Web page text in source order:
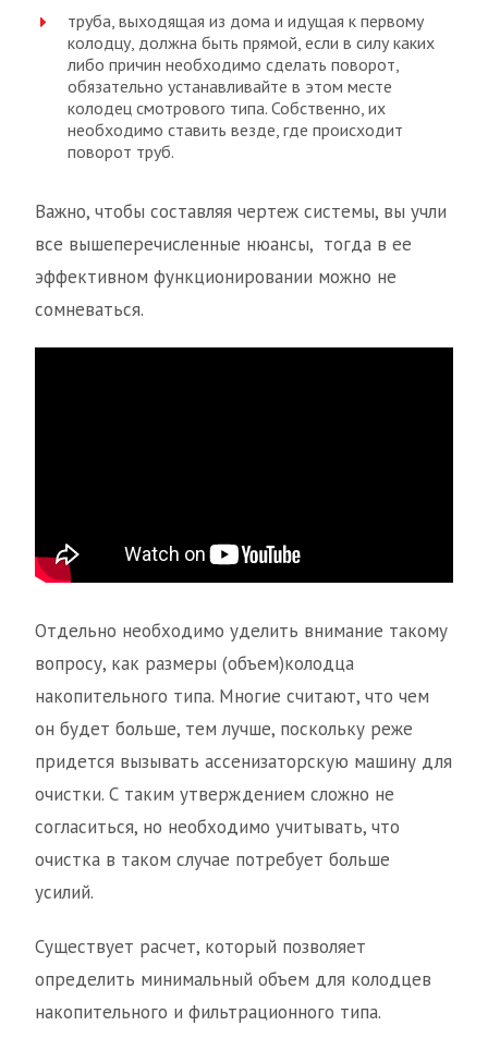
труба, выходящая из дома и идущая к первому
колодцу, должна быть прямой, если в силу каких
либо причин необходимо сделать поворот,
обязательно устанавливайте в этом месте
колодец смотрового типа. Собственно, их
необходимо ставить везде, где происходит
поворот труб.
Важно, чтобы составляя чертеж системы, вы учли
все вышеперечисленные нюансы, тогда в ее
эффективном функционировании можно не
сомневаться.
Отдельно необходимо уделить внимание такому
вопросу, как размеры (объем)колодца
накопительного типа. Многие считают, что чем
он будет больше, тем лучше, поскольку реже
придется вызывать ассенизаторскую машину для
очистки. С таким утверждением сложно не
согласиться, но необходимо учитывать, что
очистка в таком случае потребует больше
усилий.
Существует расчет, который позволяет
определить минимальный объем для колодцев
накопительного и фильтрационного типа.